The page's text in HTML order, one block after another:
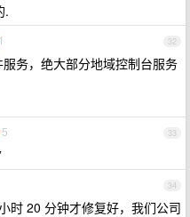
.
32
1
务，绝大部分地域控制台服务
33
5
34
时 20 分钟才修复好，我们公司